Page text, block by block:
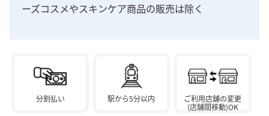
ーズコスメやスキンケア商品の販売は除く
分割払い 駅から5分以内
ご利用店舗の変更
(店舗間移動)OK